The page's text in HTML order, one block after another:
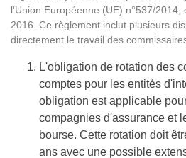
l'Union Européenne (UE) n°537/
2016. Ce règlement inclut plusieurs
directement le travail des
L'obligation de rotation des
comptes pour les entités
obligation est applicable
compagnies d'assurance et
bourse. Cette rotation doit
ans avec une possible